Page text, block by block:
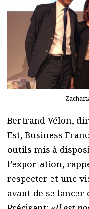
Bertrand Vélon,
Est, Business
outils mis à
l’exportation,
respecter et une
avant de se lancer